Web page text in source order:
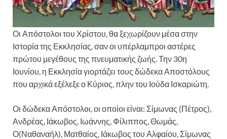
Οι Απόστολοι του Χρίστου, θα ξεχωρίζουν μέσα στην
Ιστορία της Εκκλησίας, σαν οι υπέρλαμπροι αστέρες
πρώτου μεγέθους της πνευματικής ζωής. Την 30η
Ιουνίου, η Εκκλησία γιορτάζει τους δώδεκα Αποστόλους
που αρχικά εξέλεξε ο Κύριος, πλην του Ιούδα Ισκαριώτη.
Οι δώδεκα Απόστολοι, οι οποίοι είναι: Σίμωνας (Πέτρος),
Ανδρέας, Ιάκωβος, Ιωάννης, Φίλιππος, Θωμάς,
Ο(Ναθαναήλ), Ματθαίος, Ιάκωβος του Αλφαίου, Σίμωνας